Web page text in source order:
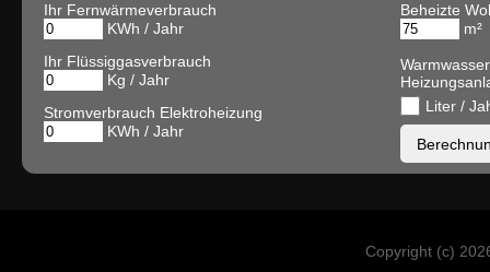
Ihr Fernwärmeverbrauch
KWh / Jahr
Ihr Flüssiggasverbrauch
Kg / Jahr
Stromverbrauch Elektroheizung
KWh / Jahr
Beheizte
m²
Liter /
Copyright (c)